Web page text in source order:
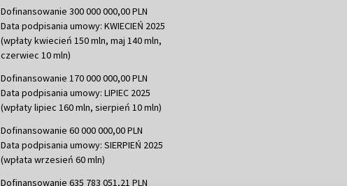
Dofinansowanie 300 000 000,00 PLN
Data podpisania umowy: KWIECIEŃ 2025
(wpłaty kwiecień 150 mln, maj 140 mln,
czerwiec 10 mln)
Dofinansowanie 170 000 000,00 PLN
Data podpisania umowy: LIPIEC 2025
(wpłaty lipiec 160 mln, sierpień 10 mln)
Dofinansowanie 60 000 000,00 PLN
Data podpisania umowy: SIERPIEŃ 2025
(wpłata wrzesień 60 mln)
Dofinansowanie 635 783 051,21 PLN